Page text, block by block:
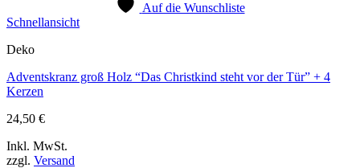
Auf die Wunschliste
Schnellansicht
Deko
Adventskranz groß Holz “Das Christkind steht vor der Tür” + 4
Kerzen
24,50 €
Inkl. MwSt.
zzgl. Versand